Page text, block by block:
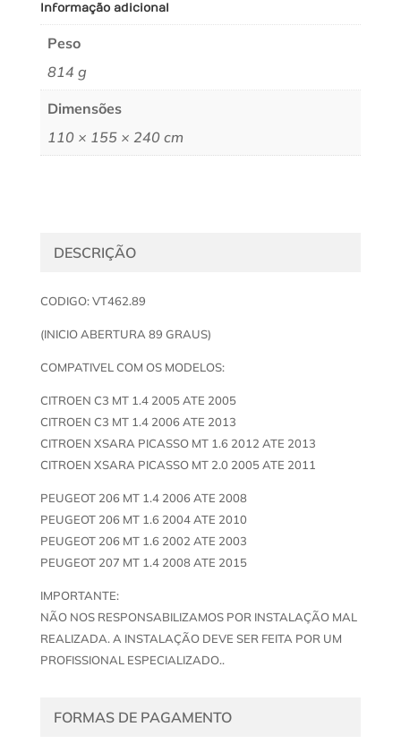
Informação adicional
Peso
814 g
Dimensões
110 × 155 × 240 cm
DESCRIÇÃO
CODIGO: VT462.89
(INICIO ABERTURA 89 GRAUS)
COMPATIVEL COM OS MODELOS:
CITROEN C3 MT 1.4 2005 ATE 2005
CITROEN C3 MT 1.4 2006 ATE 2013
CITROEN XSARA PICASSO MT 1.6 2012 ATE 2013
CITROEN XSARA PICASSO MT 2.0 2005 ATE 2011
PEUGEOT 206 MT 1.4 2006 ATE 2008
PEUGEOT 206 MT 1.6 2004 ATE 2010
PEUGEOT 206 MT 1.6 2002 ATE 2003
PEUGEOT 207 MT 1.4 2008 ATE 2015
IMPORTANTE:
NÃO NOS RESPONSABILIZAMOS POR INSTALAÇÃO MAL
REALIZADA. A INSTALAÇÃO DEVE SER FEITA POR UM
PROFISSIONAL ESPECIALIZADO..
FORMAS DE PAGAMENTO